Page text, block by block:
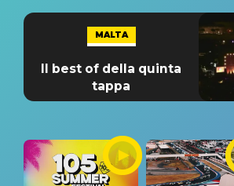
MALTA
Il best of della quinta
tappa